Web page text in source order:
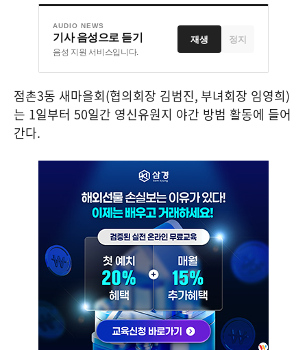
AUDIO NEWS
기사 음성으로 듣기
음성 지원 서비스입니다.
재생 정지
점촌3동 새마을회(협의회장 김범진, 부녀회장 임영희)
는 1일부터 50일간 영신유원지 야간 방범 활동에 들어
간다.